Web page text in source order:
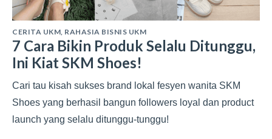
CERITA UKM, RAHASIA BISNIS UKM
7 Cara Bikin Produk Selalu Ditunggu,
Ini Kiat SKM Shoes!
Cari tau kisah sukses brand lokal fesyen wanita SKM
Shoes yang berhasil bangun followers loyal dan product
launch yang selalu ditunggu-tunggu!